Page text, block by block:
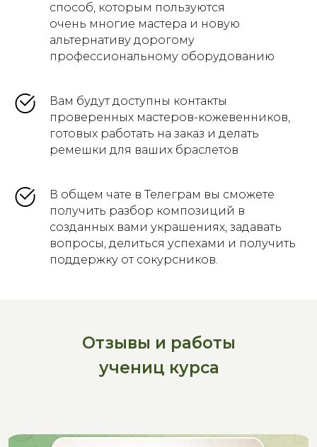
способ, которым пользуются
очень многие мастера и новую
альтернативу дорогому
профессиональному оборудованию
Вам будут доступны контакты
проверенных мастеров-кожевенников,
готовых работать на заказ и делать
ремешки для ваших браслетов
В общем чате в Телеграм вы сможете
получить разбор композиций в
созданных вами украшениях, задавать
вопросы, делиться успехами и получить
поддержку от сокурсников.
Отзывы и работы
учениц курса